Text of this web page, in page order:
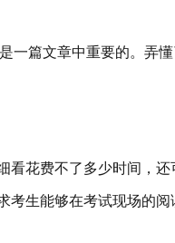
一篇文章中重要的。弄
看花费不了多少时间，
考生能够在考试现场的